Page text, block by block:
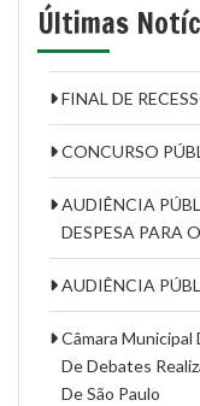
Últimas
FINAL DE
CONCURSO
AUDIÊNCIA
DESPESA PARA
AUDIÊNCIA
Câmara Municipal
De Debates
De São Paulo